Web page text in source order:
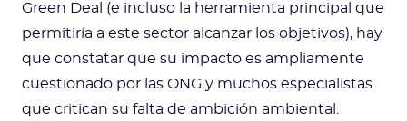
Green Deal (e incluso la herramienta principal que
permitiría a este sector alcanzar los objetivos), hay
que constatar que su impacto es ampliamente
cuestionado por las ONG y muchos especialistas
que critican su falta de ambición ambiental.